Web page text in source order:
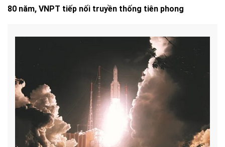
80 năm, VNPT tiếp nối truyền thống tiên phong